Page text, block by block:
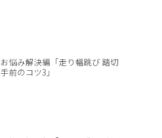
お悩み解決編「走り幅跳び 踏切
手前のコツ3」